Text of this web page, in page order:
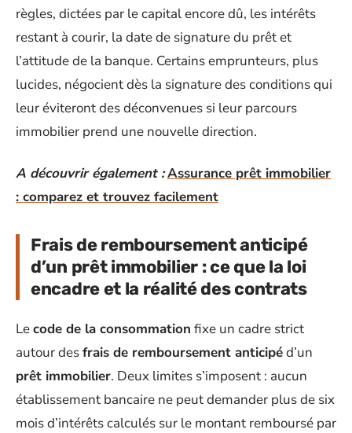
règles, dictées par le capital encore dû, les intérêts
restant à courir, la date de signature du prêt et
l’attitude de la banque. Certains emprunteurs, plus
lucides, négocient dès la signature des conditions qui
leur éviteront des déconvenues si leur parcours
immobilier prend une nouvelle direction.
A découvrir également :Assurance prêt immobilier
: comparez et trouvez facilement
Frais de remboursement anticipé
d’un prêt immobilier : ce que la loi
encadre et la réalité des contrats
Lecode de la consommation fixe un cadre strict
autour desfrais de remboursement anticipéd’un
prêt immobilier. Deux limites s’imposent : aucun
établissement bancaire ne peut demander plus de six
mois d’intérêts calculés sur le montant remboursé par